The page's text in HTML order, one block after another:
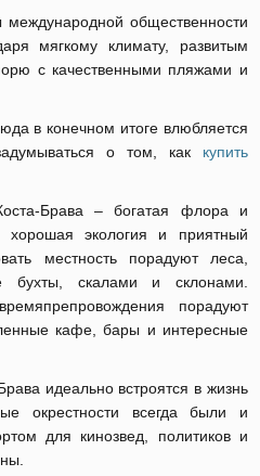
общественности
мягкому климату, развитым
с качественными пляжами и
в конечном итоге влюбляется
о том, как купить
Брава – богатая флора и
экология и приятный
местность порадуют леса,
бухты, скалами и склонами.
порадуют
кафе, бары и интересные
идеально встроятся в жизнь
окрестности всегда были и
для кинозвед, политиков и